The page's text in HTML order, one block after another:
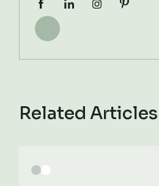
Related Articles